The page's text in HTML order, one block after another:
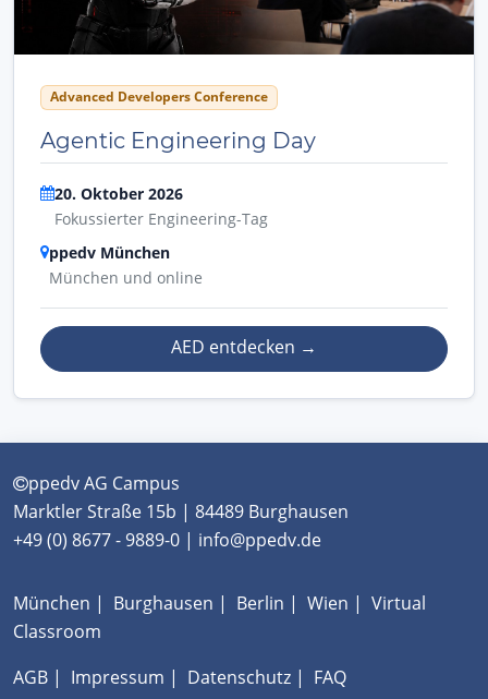
Advanced Developers Conference
Agentic Engineering Day
20. Oktober 2026
Fokussierter Engineering-Tag
ppedv München
München und online
AED entdecken →
ppedv AG Campus
Marktler Straße 15b | 84489 Burghausen
+49 (0) 8677 - 9889-0 | info@ppedv.de
München | Burghausen | Berlin | Wien | Virtual
Classroom
AGB | Impressum | Datenschutz | FAQ